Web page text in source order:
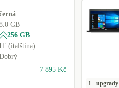
GB
256 GB
(italština)
7 895 Kč
1+ upgrady